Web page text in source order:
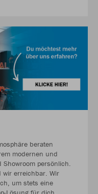
beraten
modernen und
persönlich.
wir erreichbar. Wir
um stets eine